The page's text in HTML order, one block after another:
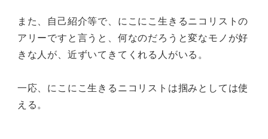
また、自己紹介等で、にこにこ生きるニコリストの
アリーですと言うと、何なのだろうと変なモノが好
きな人が、近ずいてきてくれる人がいる。
一応、にこにこ生きるニコリストは掴みとしては使
える。